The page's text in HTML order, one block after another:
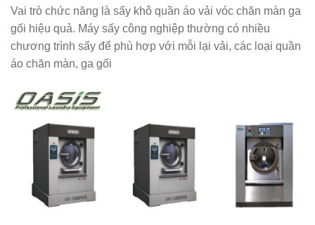
Vai trò chức năng là sấy khô quần áo vải vóc chăn màn ga
gối hiệu quả. Máy sấy công nghiệp thường có nhiều
chương trình sấy để phù hợp với mỗi lại vải, các loại quần
áo chăn màn, ga gối